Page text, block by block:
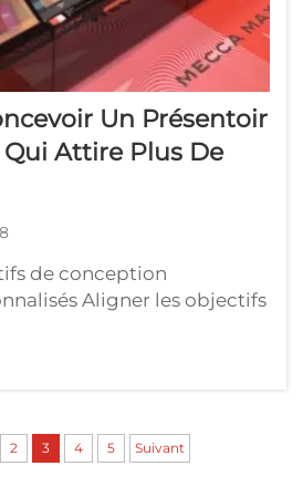
Un Présentoir
Attire Plus De
de conception
Aligner les objectifs
les objectifs de notoriété
les bons objectifs de
affichage personnalisé
atteindre en termes
clairs qui...
2 3 4 5 Suivant